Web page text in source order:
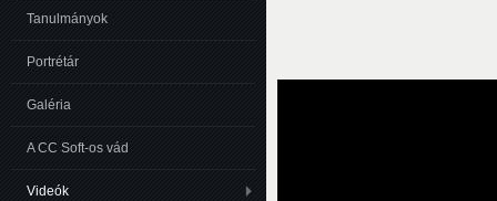
Tanulmányok
Portrétár
Galéria
A CC Soft-os vád
Videók